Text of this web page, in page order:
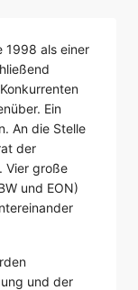
1998 als einer
Ein
An die Stelle
der
Vier große
und EON)
und der